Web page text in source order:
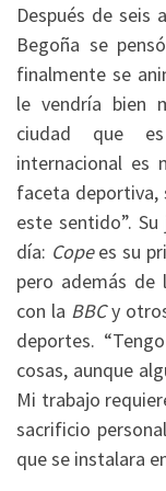
Después de seis
Begoña se
finalmente se
le vendría bien
ciudad que
internacional es
faceta deportiva,
este sentido”.
día: Copees su
pero además de
con la BBCy
deportes.
cosas, aunque
Mi trabajo
sacrificio
que se instalara